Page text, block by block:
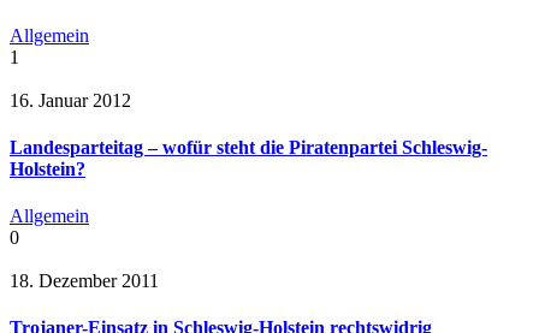
Allgemein
1
16. Januar 2012
Landesparteitag – wofür steht die Piratenpartei Schleswig-
Holstein?
Allgemein
0
18. Dezember 2011
Trojaner-Einsatz in Schleswig-Holstein rechtswidrig